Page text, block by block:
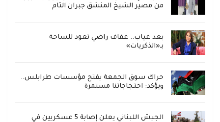
من مصير الشيخ المنشق جبران التام
بعد غياب.. عفاف راضي تعود للساحة
بـ«الذكريات»
حراك سوق الجمعة يفتح مؤسسات طرابلس..
ويؤكد: احتجاجاتنا مستمرة
الجيش اللبناني يعلن إصابة 5 عسكريين في